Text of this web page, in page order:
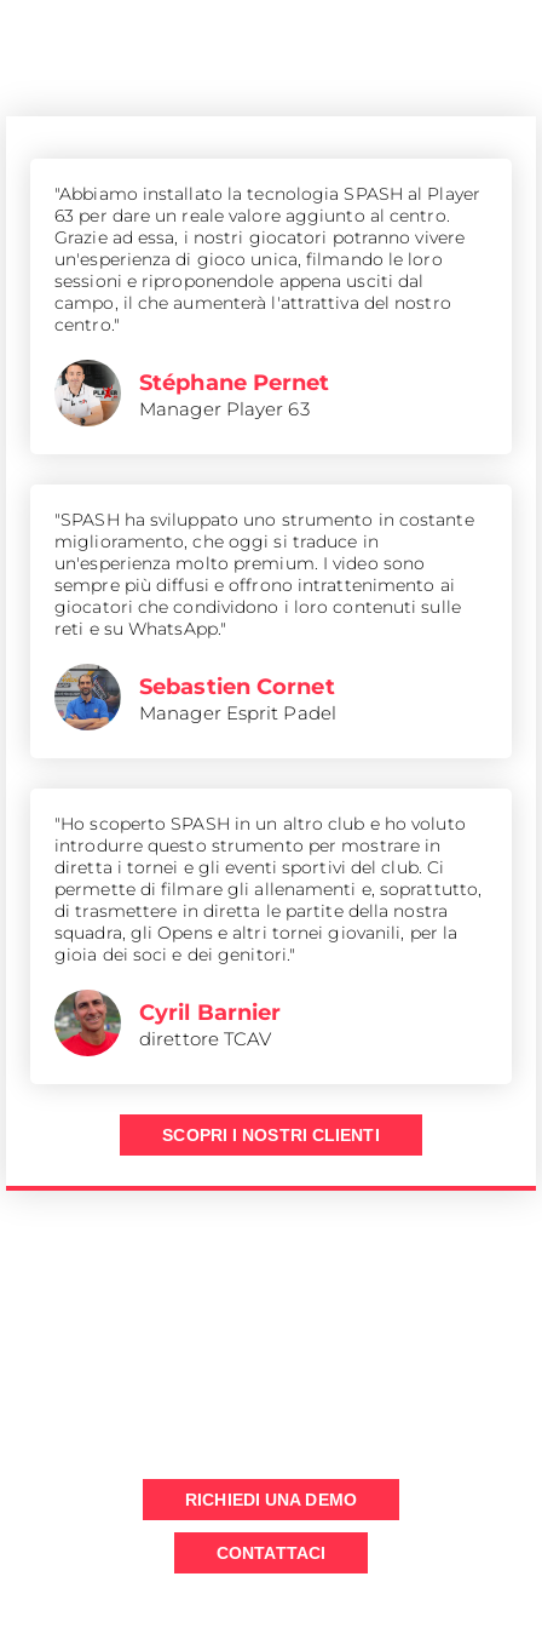
"Abbiamo installato la tecnologia SPASH al Player
63 per dare un reale valore aggiunto al centro.
Grazie ad essa, i nostri giocatori potranno vivere
un'esperienza di gioco unica, filmando le loro
sessioni e riproponendole appena usciti dal
campo, il che aumenterà l'attrattiva del nostro
centro."
Stéphane Pernet
Manager Player 63
"SPASH ha sviluppato uno strumento in costante
miglioramento, che oggi si traduce in
un'esperienza molto premium. I video sono
sempre più diffusi e offrono intrattenimento ai
giocatori che condividono i loro contenuti sulle
reti e su WhatsApp."
Sebastien Cornet
Manager Esprit Padel
"Ho scoperto SPASH in un altro club e ho voluto
introdurre questo strumento per mostrare in
diretta i tornei e gli eventi sportivi del club. Ci
permette di filmare gli allenamenti e, soprattutto,
di trasmettere in diretta le partite della nostra
squadra, gli Opens e altri tornei giovanili, per la
gioia dei soci e dei genitori."
Cyril Barnier
direttore TCAV
SCOPRI I NOSTRI CLIENTI
RICHIEDI UNA DEMO
CONTATTACI